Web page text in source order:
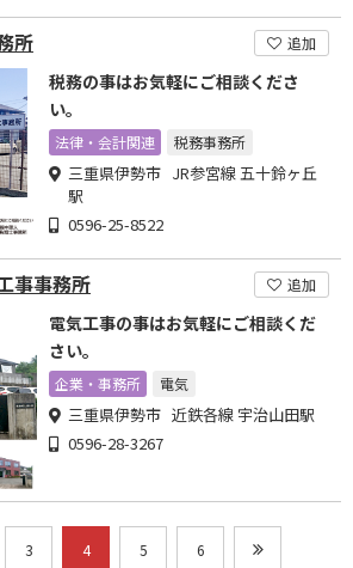
所 追加
税務の事はお気軽にご相談くださ
い。
法律・会計関連 税務事務所
三重県伊勢市 JR参宮線 五十鈴ヶ丘
駅
0596-25-8522
事事務所 追加
電気工事の事はお気軽にご相談くだ
さい。
企業・事務所 電気
三重県伊勢市 近鉄各線 宇治山田駅
0596-28-3267
3 4 5 6